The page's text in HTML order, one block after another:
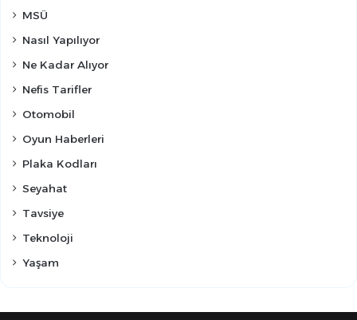
MSÜ
Nasıl Yapılıyor
Ne Kadar Alıyor
Nefis Tarifler
Otomobil
Oyun Haberleri
Plaka Kodları
Seyahat
Tavsiye
Teknoloji
Yaşam